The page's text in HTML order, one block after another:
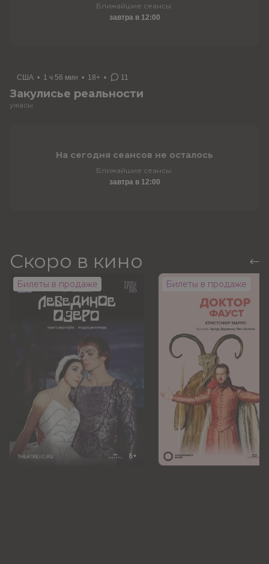
Ближайшие сеансы:
завтра в 12:00
США • 1 ч 56 мин • 18+ • 11
Закулисье реальности
ужасы
На сегодня сеансов не осталось
Ближайшие сеансы:
завтра в 12:00
Скоро в кино
Билеты в продаже Билеты в продаже